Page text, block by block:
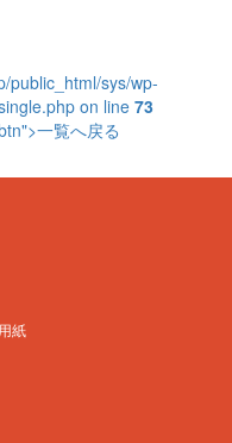
public_html/sys/wp-
on line 73
一覧へ戻る
紙